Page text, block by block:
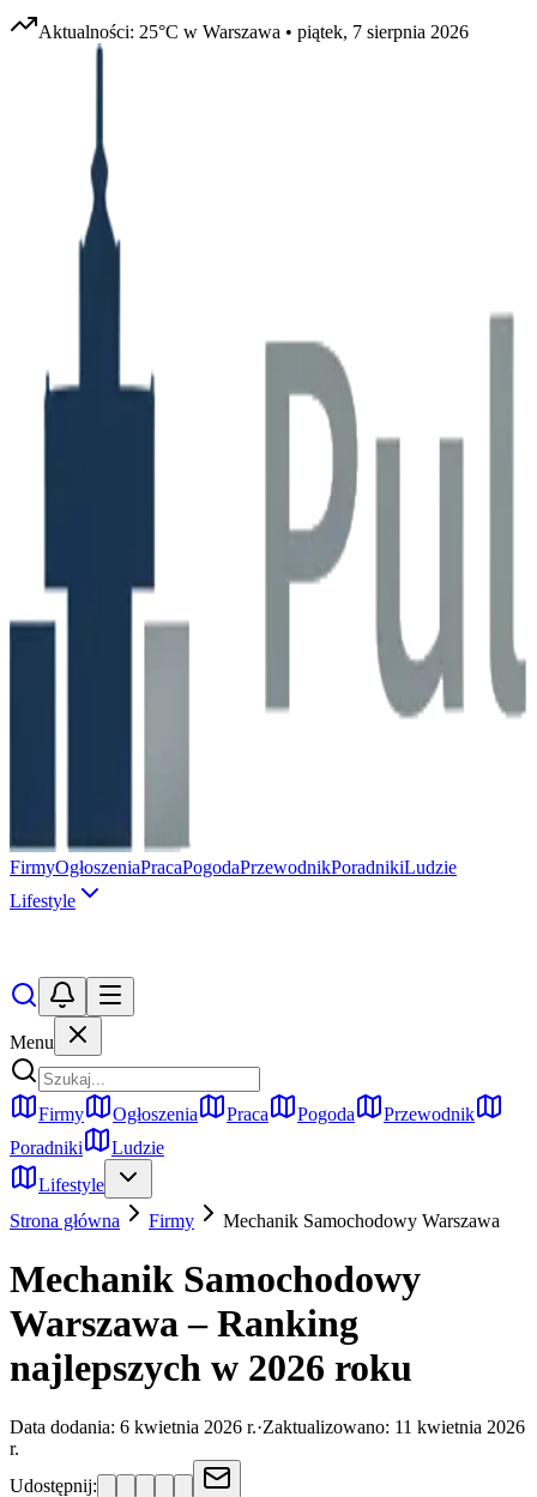
Aktualności: 25°C w Warszawa • piątek, 7 sierpnia 2026
FirmyOgłoszeniaPracaPogodaPrzewodnikPoradnikiLudzie
Lifestyle
Menu
Firmy Ogłoszenia Praca Pogoda
Przewodnik
Poradniki
Ludzie
Lifestyle
Strona główna
Firmy Mechanik Samochodowy Warszawa
Mechanik Samochodowy
Warszawa – Ranking
najlepszych w 2026 roku
Data dodania: 6 kwietnia 2026 r.·Zaktualizowano: 11 kwietnia 2026
r.
Udostępnij: